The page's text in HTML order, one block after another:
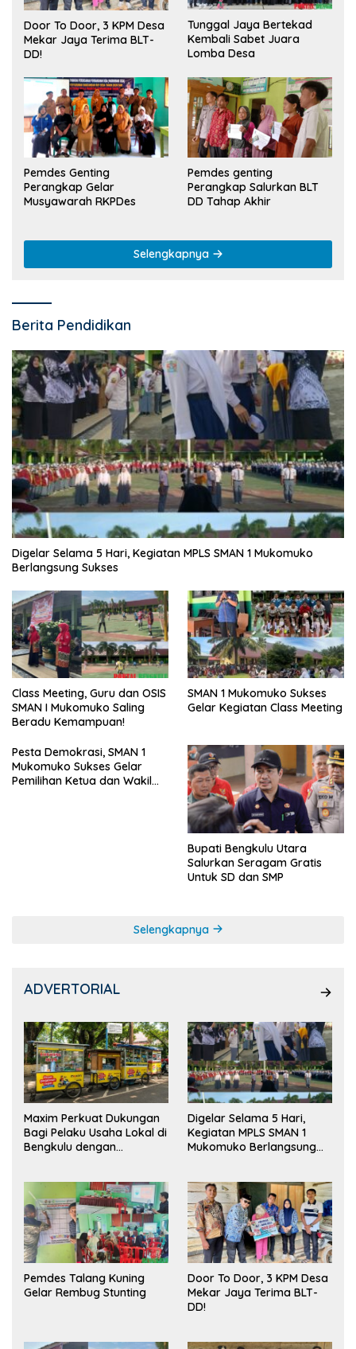
Door To Door, 3 KPM Desa
Mekar Jaya Terima BLT-
DD!
Tunggal Jaya Bertekad
Kembali Sabet Juara
Lomba Desa
Pemdes Genting
Perangkap Gelar
Musyawarah RKPDes
Pemdes genting
Perangkap Salurkan BLT
DD Tahap Akhir
Selengkapnya
Berita Pendidikan
Digelar Selama 5 Hari, Kegiatan MPLS SMAN 1 Mukomuko
Berlangsung Sukses
Class Meeting, Guru dan OSIS
SMAN I Mukomuko Saling
Beradu Kemampuan!
SMAN 1 Mukomuko Sukses
Gelar Kegiatan Class Meeting
Pesta Demokrasi, SMAN 1
Mukomuko Sukses Gelar
Pemilihan Ketua dan Wakil
Bupati Bengkulu Utara
Salurkan Seragam Gratis
Untuk SD dan SMP
Selengkapnya
ADVERTORIAL
Maxim Perkuat Dukungan
Bagi Pelaku Usaha Lokal di
Bengkulu dengan
Pasar
Digelar Selama 5 Hari,
Kegiatan MPLS SMAN 1
Mukomuko Berlangsung
Pemdes Talang Kuning
Gelar Rembug Stunting
Door To Door, 3 KPM Desa
Mekar Jaya Terima BLT-
DD!